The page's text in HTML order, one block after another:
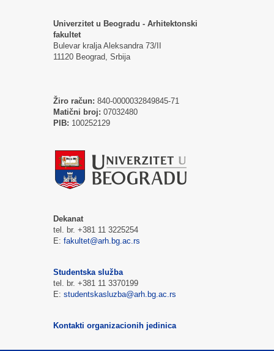
Univerzitet u Beogradu - Arhitektonski
fakultet
Bulevar kralja Aleksandra 73/II
11120 Beograd, Srbija
Žiro račun: 840-0000032849845-71
Matični broj: 07032480
PIB: 100252129
Dekanat
tel. br. +381 11 3225254
E: fakultet@arh.bg.ac.rs
Studentska služba
tel. br. +381 11 3370199
E: studentskasluzba@arh.bg.ac.rs
Kontakti organizacionih jedinica